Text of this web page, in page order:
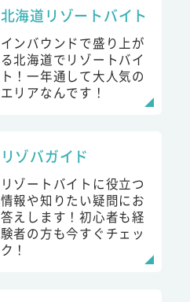
北海道リゾートバイト
インバウンドで盛り上が
る北海道でリゾートバイ
ト！一年通して大人気の
エリアなんです！
リゾバガイド
リゾートバイトに役立つ
情報や知りたい疑問にお
答えします！初心者も経
験者の方も今すぐチェッ
ク！